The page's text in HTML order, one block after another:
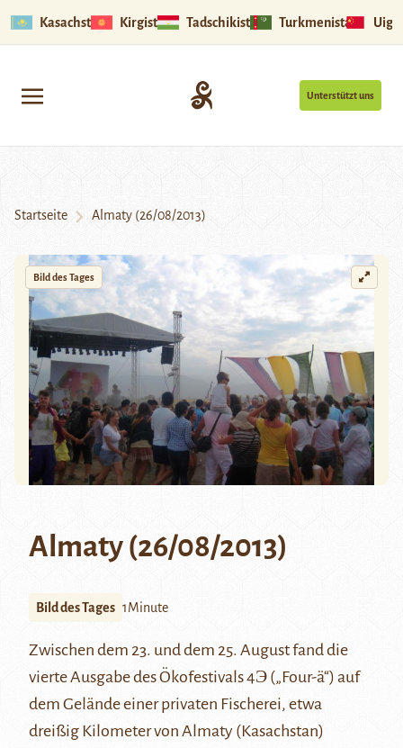
Kasachstan Kirgistan Tadschikistan Turkmenistan
Unterstützt uns
Startseite Almaty (26/08/2013)
Bild des Tages
Almaty (26/08/2013)
Bild des Tages 1Minute
Zwischen dem 23. und dem 25. August fand die
vierte Ausgabe des Ökofestivals 4Э („Four-ä“) auf
dem Gelände einer privaten Fischerei, etwa
dreißig Kilometer von Almaty (Kasachstan)